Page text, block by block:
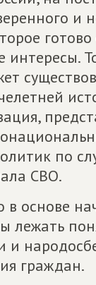
и
интересы.
по
СВО.
в основе
лежать
и
граждан.